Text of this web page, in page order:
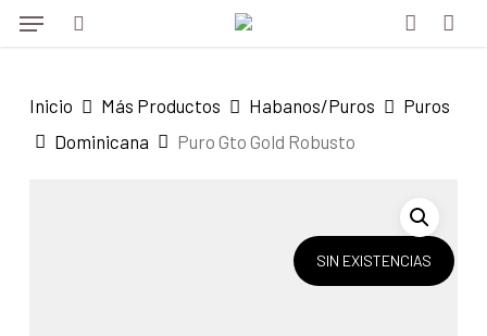
Skip
content
Menu
Inicio Más Productos Habanos/Puros
Puros
Dominicana
Puro Gto Gold Robusto
SIN EXISTENCIAS